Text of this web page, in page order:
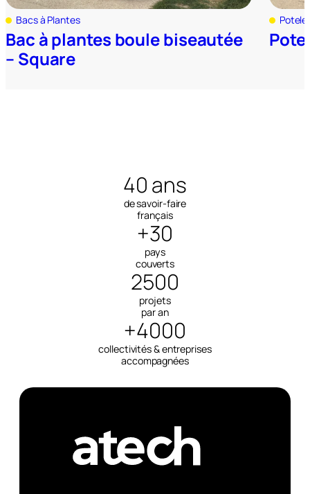
Bacs à Plantes
Bac à plantes boule biseautée
– Square
40 ans
de savoir-faire
français
+30
pays
couverts
2500
projets
par an
+4000
collectivités & entreprises
accompagnées